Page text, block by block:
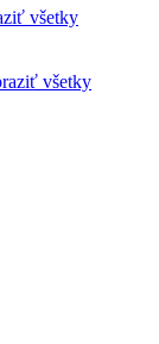
všetky
všetky